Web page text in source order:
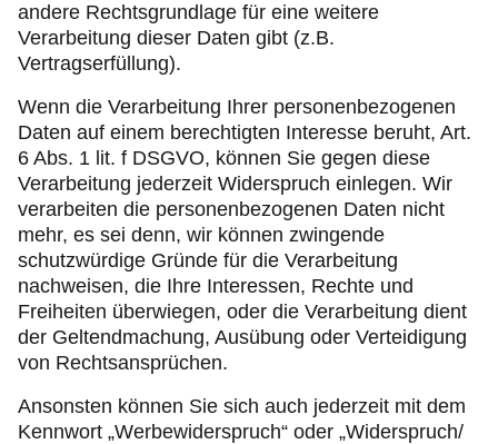
andere Rechtsgrundlage für eine weitere
Verarbeitung dieser Daten gibt (z.B.
Vertragserfüllung).
Wenn die Verarbeitung Ihrer personenbezogenen
Daten auf einem berechtigten Interesse beruht, Art.
6 Abs. 1 lit. f DSGVO, können Sie gegen diese
Verarbeitung jederzeit Widerspruch einlegen. Wir
verarbeiten die personenbezogenen Daten nicht
mehr, es sei denn, wir können zwingende
schutzwürdige Gründe für die Verarbeitung
nachweisen, die Ihre Interessen, Rechte und
Freiheiten überwiegen, oder die Verarbeitung dient
der Geltendmachung, Ausübung oder Verteidigung
von Rechtsansprüchen.
Ansonsten können Sie sich auch jederzeit mit dem
Kennwort „Werbewiderspruch“ oder „Widerspruch/